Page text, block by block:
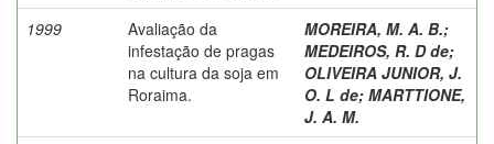
1999
Avaliação da
infestação de pragas
na cultura da soja em
Roraima.
MOREIRA, M. A. B.;
MEDEIROS, R. D de;
OLIVEIRA JUNIOR, J.
O. L de; MARTTIONE,
J. A. M.